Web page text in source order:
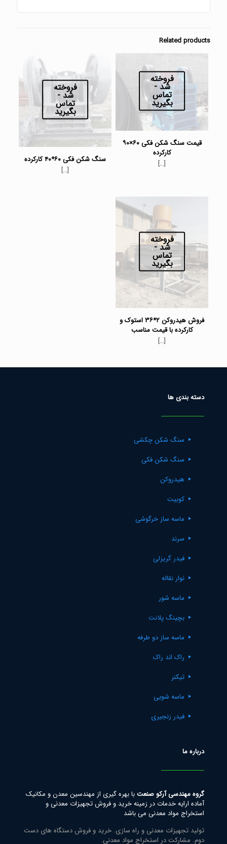
Related products
فروخته
شد -
تماس
بگیرید
قیمت سنگ شکن فکی ۶۰×۹۰
کارکرده
[…]
فروخته
شد -
تماس
بگیرید
سنگ شکن فکی ۶۰*۴۰ کارکرده
[…]
فروخته
شد -
تماس
بگیرید
فروش هیدروکن ۲*۳۶ استوک و
کارکرده با قیمت مناسب
[…]
دسته بندی ها
سنگ شکن چکشی
سنگ شکن فکی
هیدروکن
کوبیت
ماسه ساز خرگوشی
سرند
فیدر گریزلی
نوار نقاله
ماسه شور
بچینگ پلانت
ماسه ساز دو طرفه
راک اند راک
تیکنر
ماسه شویی
فیدر زنجیری
درباره ما
گروه مهندسی آرکو صنعتبا بهره گیری از مهندسین معدن و مکانیک
آماده ارایه خدمات در زمینه خرید و فروش تجهیزات معدنی و
استخراج مواد معدنی می باشد
تولید تجهیزات معدنی و راه سازی. خرید و فروش دستگاه های دست
دوم. مشارکت در استخراج مواد معدنی.